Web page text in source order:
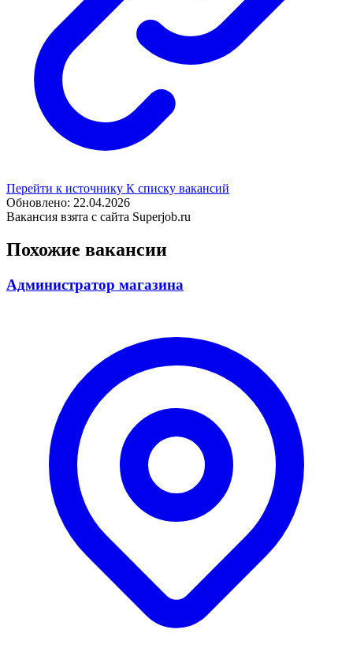
Перейти к источнику К списку вакансий
Обновлено: 22.04.2026
Вакансия взята с сайта Superjob.ru
Похожие вакансии
Администратор магазина